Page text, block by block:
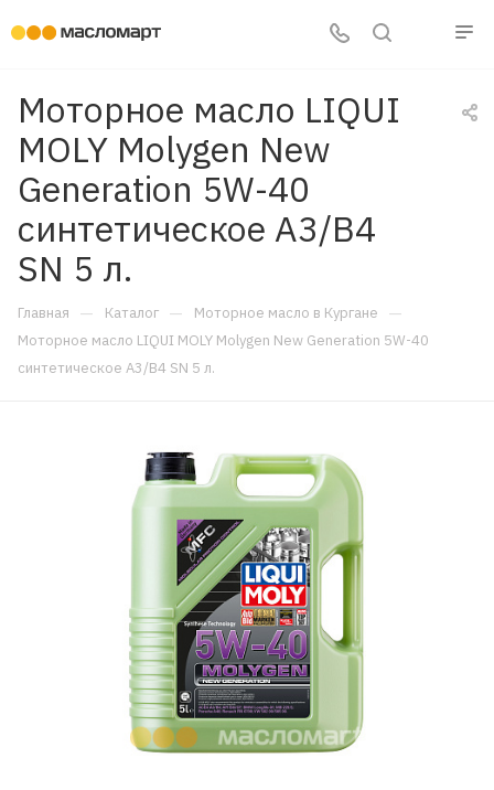
Моторное масло LIQUI
MOLY Molygen New
Generation 5W-40
синтетическое A3/B4
SN 5 л.
Главная — Каталог — Моторное масло в Кургане —
Моторное масло LIQUI MOLY Molygen New Generation 5W-40
синтетическое A3/B4 SN 5 л.